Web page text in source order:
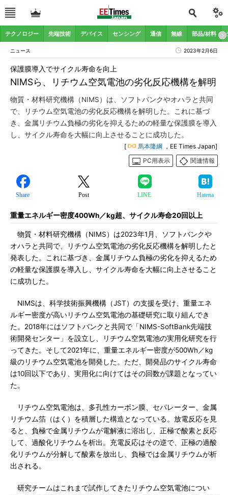
テクノロジー 先端技術 デバイス センシング 通信 無線 部品/材料
ニュース 2023年2月6日
NIMSら、リチウム空気電池の劣化反応機構を解明
保護膜導入でサイクル寿命を向上
物質・材料研究機構（NIMS）は、ソフトバンクやオハラと共同
で、リチウム空気電池の劣化反応機構を解明した。これに基づ
き、金属リチウム負極の劣化を抑えるための軽量な保護膜を導入
し、サイクル寿命を大幅に向上させることに成功した。
[ 馬本隆綱 ，EE Times Japan]
PC用表示
関連情報
Share Post LINE Hatena
重量エネルギー密度400Wh／kg超、サイクル寿命20回以上
物質・材料研究機構（NIMS）は2023年1月、ソフトバンクや
オハラと共同で、リチウム空気電池の劣化反応機構を解明したと
発表した。これに基づき、金属リチウム負極の劣化を抑えるため
の軽量な保護膜を導入し、サイクル寿命を大幅に向上させること
に成功した。
NIMSは、科学技術振興機構（JST）の支援を受け、重量エネ
ルギー密度が高いリチウム空気電池の基礎研究に取り組んでき
た。2018年にはソフトバンクと共同で「NIMS-SoftBank先端技
術開発センター」を設立し、リチウム空気電池の実用化研究を行
ってきた。そして2021年に、重量エネルギー密度が500Wh／kg
級のリチウム空気電池を開発した。ただ、開発品のサイクル寿命
は10回以下であり、実用化に向けてはその回数が課題となってい
た。
リチウム空気電池は、多孔性カーボン膜、セパレーター、金属
リチウム箔（はく）を積層した構造となっている。放電反応を見
ると、負極で金属リチウムが電解液に溶出し、正極で酸素と反応
して、過酸化リチウムを析出。充電反応はその逆で、正極の過酸
化リチウムが分解して酸素を放出し、負極では金属リチウムが析
出される。
研究チームはこれまで試作してきたリチウム空気電池につい